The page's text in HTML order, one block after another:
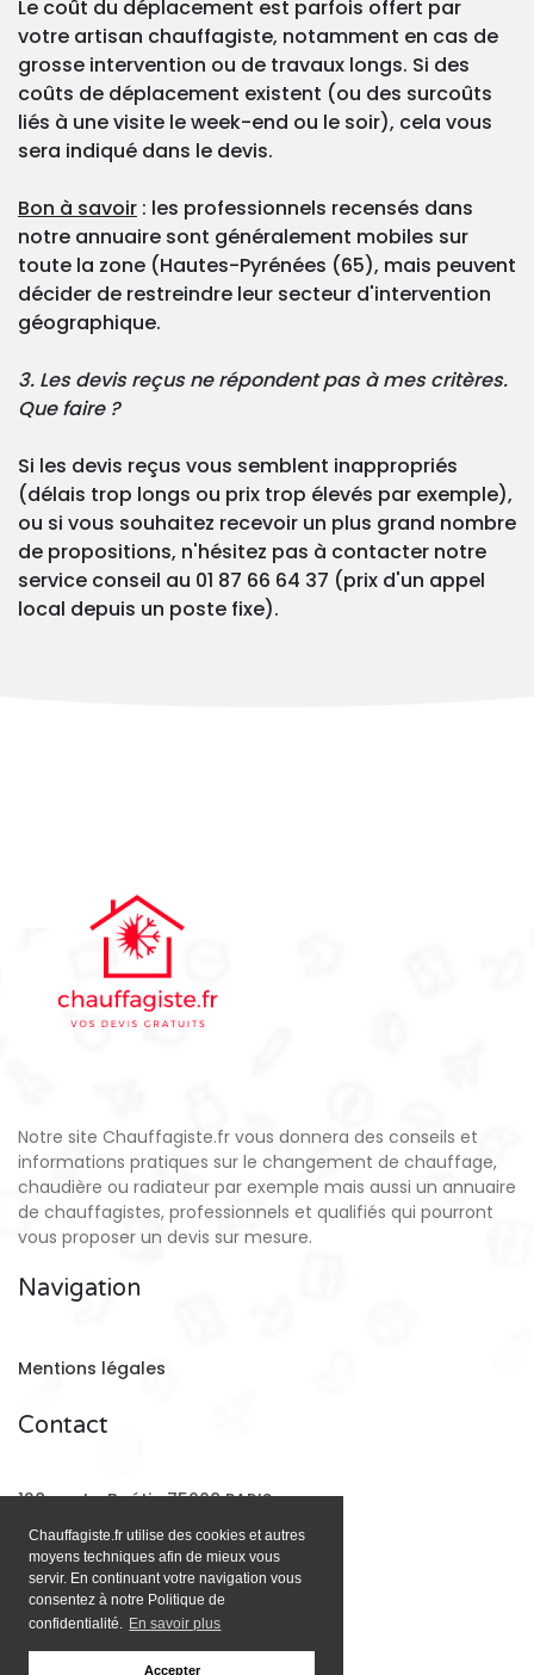
Chauffagiste.fr utilise des cookies et autres
moyens techniques afin de mieux vous
servir. En continuant votre navigation vous
consentez à notre Politique de
confidentialité. En savoir plus
Accepter
Le coût du déplacement est parfois offert par
votre artisan chauffagiste, notamment en cas de
grosse intervention ou de travaux longs. Si des
coûts de déplacement existent (ou des surcoûts
liés à une visite le week-end ou le soir), cela vous
sera indiqué dans le devis.
Bon à savoir : les professionnels recensés dans
notre annuaire sont généralement mobiles sur
toute la zone (Hautes-Pyrénées (65), mais peuvent
décider de restreindre leur secteur d'intervention
géographique.
3. Les devis reçus ne répondent pas à mes critères.
Que faire ?
Si les devis reçus vous semblent inappropriés
(délais trop longs ou prix trop élevés par exemple),
ou si vous souhaitez recevoir un plus grand nombre
de propositions, n'hésitez pas à contacter notre
service conseil au 01 87 66 64 37 (prix d'un appel
local depuis un poste fixe).
Notre site Chauffagiste.fr vous donnera des conseils et
informations pratiques sur le changement de chauffage,
chaudière ou radiateur par exemple mais aussi un annuaire
de chauffagistes, professionnels et qualifiés qui pourront
vous proposer un devis sur mesure.
Navigation
Mentions légales
Contact
128 rue La Boétie 75008 PARIS
Email: contact@chauffagiste.fr